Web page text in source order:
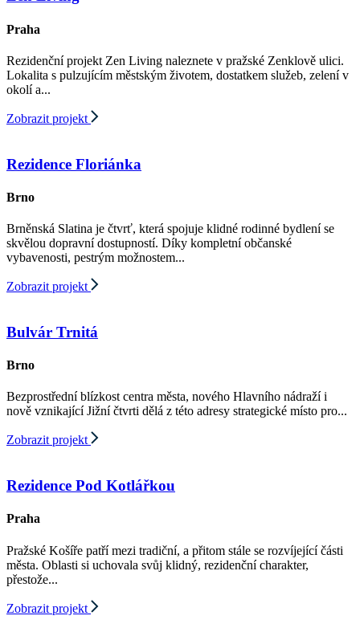
Praha
Rezidenční projekt Zen Living naleznete v pražské Zenklově ulici.
Lokalita s pulzujícím městským životem, dostatkem služeb, zelení v
okolí a...
Zobrazit projekt
Rezidence Floriánka
Brno
Brněnská Slatina je čtvrť, která spojuje klidné rodinné bydlení se
skvělou dopravní dostupností. Díky kompletní občanské
vybavenosti, pestrým možnostem...
Zobrazit projekt
Bulvár Trnitá
Brno
Bezprostřední blízkost centra města, nového Hlavního nádraží i
nově vznikající Jižní čtvrti dělá z této adresy strategické místo pro...
Zobrazit projekt
Rezidence Pod Kotlářkou
Praha
Pražské Košíře patří mezi tradiční, a přitom stále se rozvíjející části
města. Oblasti si uchovala svůj klidný, rezidenční charakter,
přestože...
Zobrazit projekt